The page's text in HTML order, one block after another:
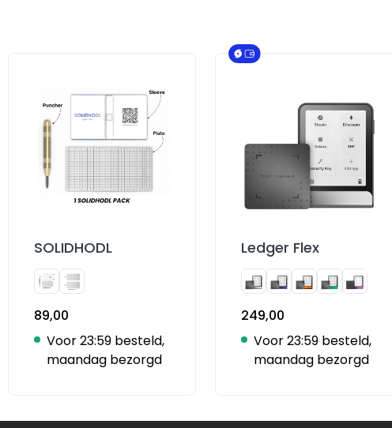
SOLIDHODL
89,00
Voor 23:59 besteld,
maandag bezorgd
Ledger Flex
249,00
Voor 23:59 besteld,
maandag bezorgd